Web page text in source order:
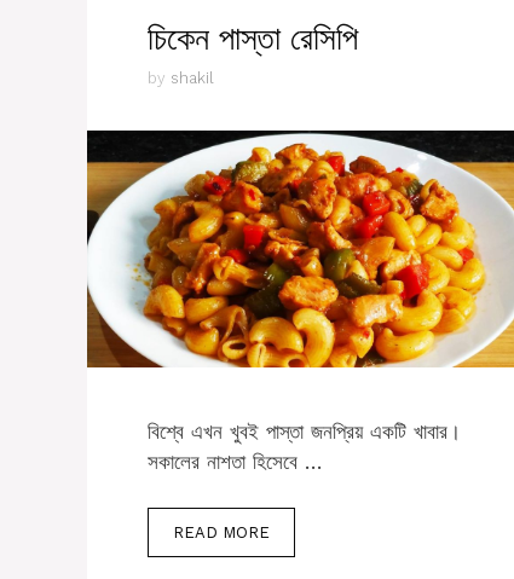
চিকেন পাস্তা রেসিপি
by shakil
বিশ্বে এখন খুবই পাস্তা জনপ্রিয় একটি খাবার।
সকালের নাশতা হিসেবে …
READ MORE